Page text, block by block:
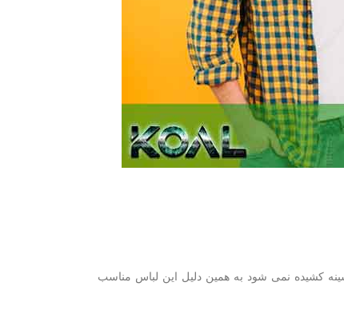
کشیده نمی شود به همین دلیل این لباس مناسب